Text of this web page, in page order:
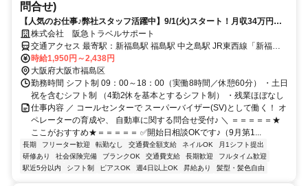
問合せ)
【人気のお仕事♪弊社スタッフ活躍中】9/1(火)スタート！月収34万円可
能✨大手自動車サービスの一般社団法人で、SVの募集★希望休OKで働
きやすさ◎
株式会社 阪急トラベルサポート
交通アクセス 最寄駅：新福島駅 福島駅 中之島駅 JR東西線「新福島
駅」徒歩2分 JR環状線「福島駅」徒歩5分 阪神電鉄「福島駅」徒歩6
分 京阪中之島線「中之島駅」徒歩9分
時給1,950円～2,438円
大阪府大阪市福島区
勤務時間 シフト制 09：00～18：00（実働8時間／休憩60分） ・土日
祝を含むシフト制 （4勤2休を基本とするシフト制） ・残業ほぼなし
仕事内容 ／ コールセンターで スーパーバイザー(SV)として働く！ オ
ペレーターの育成や、 自動車に関する問合せ受付♪ ＼ ＝＝＝＝＝★
ここがおすすめ★＝＝＝＝＝ ✅開始日相談OKです♪（9月第1...
長期 フリーター歓迎 転勤なし 交通費全額支給 ネイルOK
月1シフト提出
研修あり
社会保険完備 ブランクOK 交通費支給 長期歓迎
フルタイム歓迎
駅近5分以内
シフト制 ピアスOK 週4日以上OK 昇給あり 髪型・髪色自由